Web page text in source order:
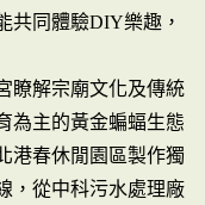
共同體驗DIY樂趣，
瞭解宗廟文化及傳統
為主的黃金蝙蝠生態
港春休閒園區製作獨
，從中科污水處理廠